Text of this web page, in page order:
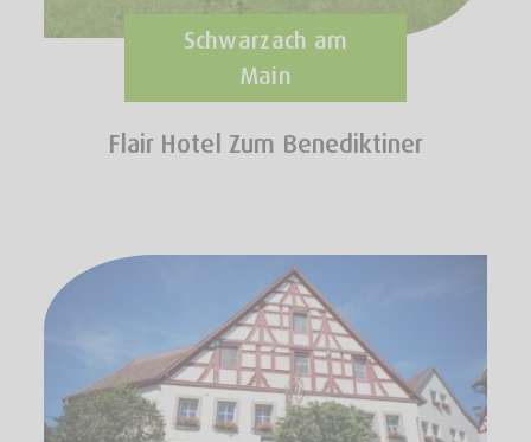
Schwarzach am
Main
Flair Hotel Zum Benediktiner